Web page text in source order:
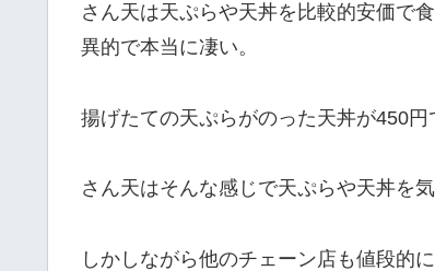
さん天は天ぷらや天丼を比較的安価で
異的で本当に凄い。
揚げたての天ぷらがのった天丼が450円
さん天はそんな感じで天ぷらや天丼を
しかしながら他のチェーン店も値段的